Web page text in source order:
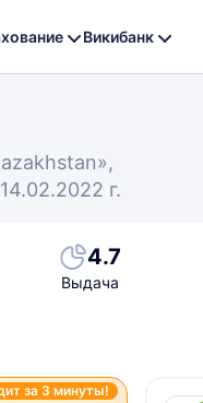
Викибанк
г.
4.7
Выдача
за 3 минуты!